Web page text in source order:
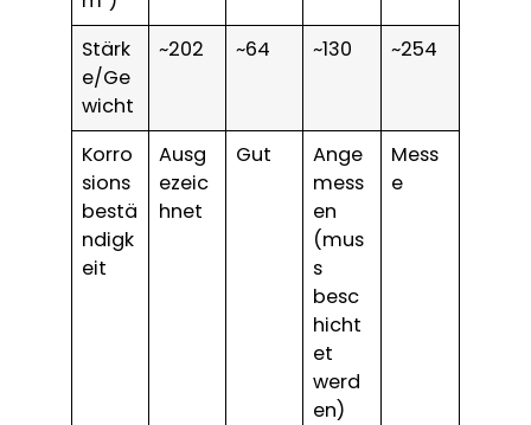
Stärk
e/Ge
wicht
~202 ~64 ~130 ~254
Korro
sions
bestä
ndigk
eit
Ausg
ezeic
hnet
Gut
Ange
mess
en
(mus
s
besc
hicht
et
werd
en)
Mess
e